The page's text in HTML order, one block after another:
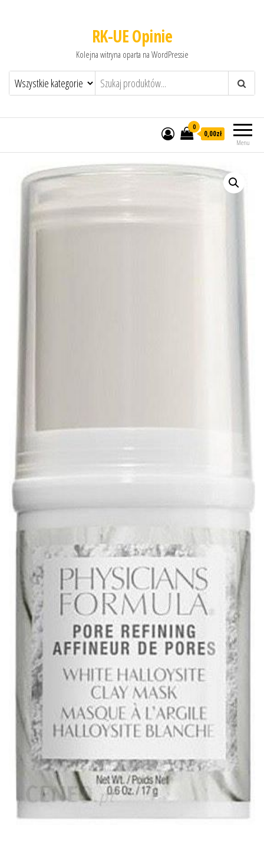
RK-UE Opinie
Kolejna witryna oparta na WordPressie
Menu
0
0,00zł